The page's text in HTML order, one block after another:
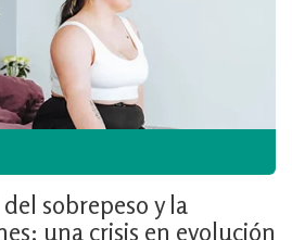
sobrepeso y la
una crisis en evolución